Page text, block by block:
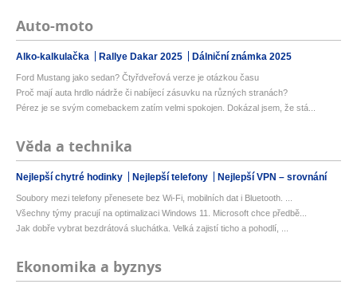
Auto-moto
Alko-kalkulačka Rallye Dakar 2025 Dálniční známka 2025
Ford Mustang jako sedan? Čtyřdveřová verze je otázkou času
Proč mají auta hrdlo nádrže či nabíjecí zásuvku na různých stranách?
Pérez je se svým comebackem zatím velmi spokojen. Dokázal jsem, že stá...
Věda a technika
Nejlepší chytré hodinky Nejlepší telefony Nejlepší VPN – srovnání
Soubory mezi telefony přenesete bez Wi-Fi, mobilních dat i Bluetooth. ...
Všechny týmy pracují na optimalizaci Windows 11. Microsoft chce předbě...
Jak dobře vybrat bezdrátová sluchátka. Velká zajistí ticho a pohodlí, ...
Ekonomika a byznys